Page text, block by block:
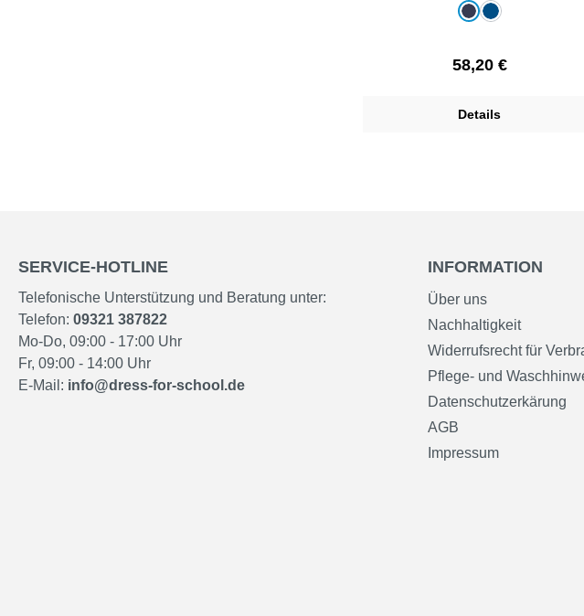
auswählen
dunkelblau
royalblau
Regulärer Preis:
58,20 €
Details
SERVICE-HOTLINE
Telefonische Unterstützung und Beratung unter:
Telefon: 09321 387822
Mo-Do, 09:00 - 17:00 Uhr
Fr, 09:00 - 14:00 Uhr
E-Mail: info@dress-for-school.de
INFORMATION
Über uns
Nachhaltigkeit
Widerrufsrecht für
Pflege- und
Datenschutzerkärung
AGB
Impressum